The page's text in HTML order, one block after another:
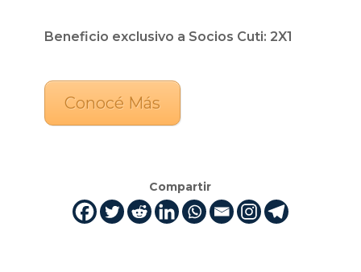
Beneficio exclusivo a Socios Cuti: 2X1
Conocé Más
Compartir